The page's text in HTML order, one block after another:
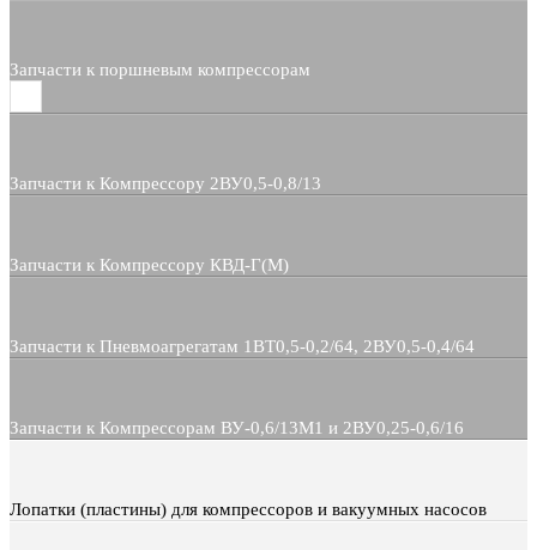
Запчасти к поршневым компрессорам
Запчасти к Компрессору 2ВУ0,5-0,8/13
Запчасти к Компрессору КВД-Г(М)
Запчасти к Пневмоагрегатам 1ВТ0,5-0,2/64, 2ВУ0,5-0,4/64
Запчасти к Компрессорам ВУ-0,6/13М1 и 2ВУ0,25-0,6/16
Лопатки (пластины) для компрессоров и вакуумных насосов